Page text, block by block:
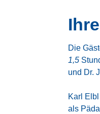
Die
1,5
und Dr.
Karl
als